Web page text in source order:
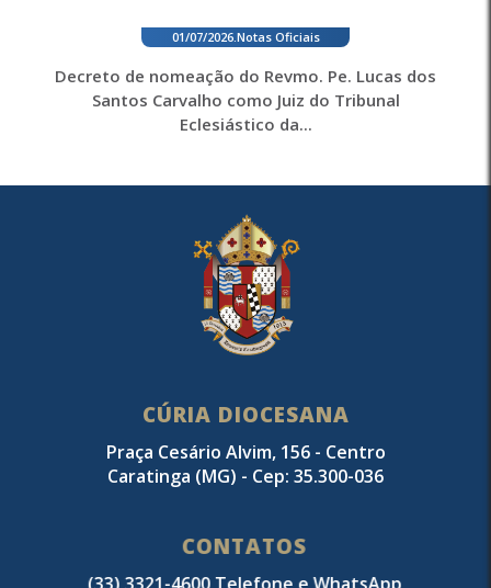
01/07/2026. Notas Oficiais
Decreto de nomeação do Revmo. Pe. Lucas dos
Santos Carvalho como Juiz do Tribunal
Eclesiástico da...
CÚRIA DIOCESANA
Praça Cesário Alvim, 156 - Centro
Caratinga (MG) - Cep: 35.300-036
CONTATOS
(33) 3321-4600 Telefone e WhatsApp